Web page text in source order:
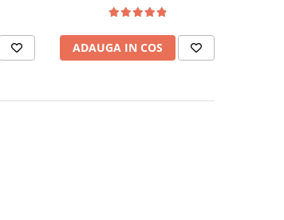
Timmy, ergonomic, inaltime
reglabila, Rotire 360 ˚,120 kg,
roz
ADAUGA IN COS